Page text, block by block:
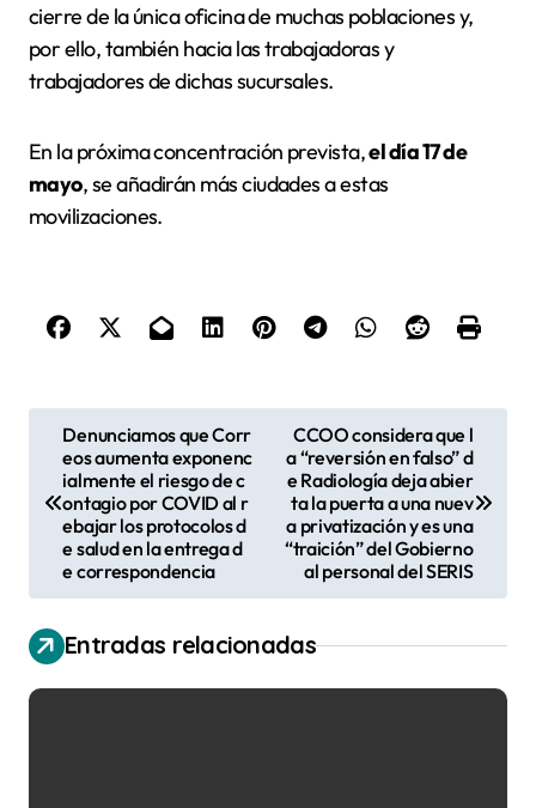
cierre de la única oficina de muchas poblaciones y,
por ello, también hacia las trabajadoras y
trabajadores de dichas sucursales.
En la próxima concentración prevista,el día 17 de
mayo, se añadirán más ciudades a estas
movilizaciones.
a
c
i
Denunciamos que Corr
eos aumenta exponenc
ialmente el riesgo de c
ontagio por COVID al r
ebajar los protocolos d
e salud en la entrega d
e correspondencia
CCOO considera que l
a “reversión en falso” d
e Radiología deja abier
ta la puerta a una nuev
a privatización y es una
“traición” del Gobierno
al personal del SERIS
Entradas relacionadas